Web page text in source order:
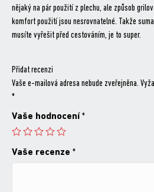
nějaký na pár použití z plechu, ale způsob
komfort použití jsou nesrovnatelné. Takže
musíte vyřešit před cestováním, je to super.
Přidat recenzi
Vaše e-mailová adresa nebude zveřejněna.
*
Vaše hodnocení *
Vaše recenze *